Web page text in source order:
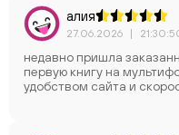
алия
27.06.2026 |
недавно пришла
первую книгу на
удобством сайта и